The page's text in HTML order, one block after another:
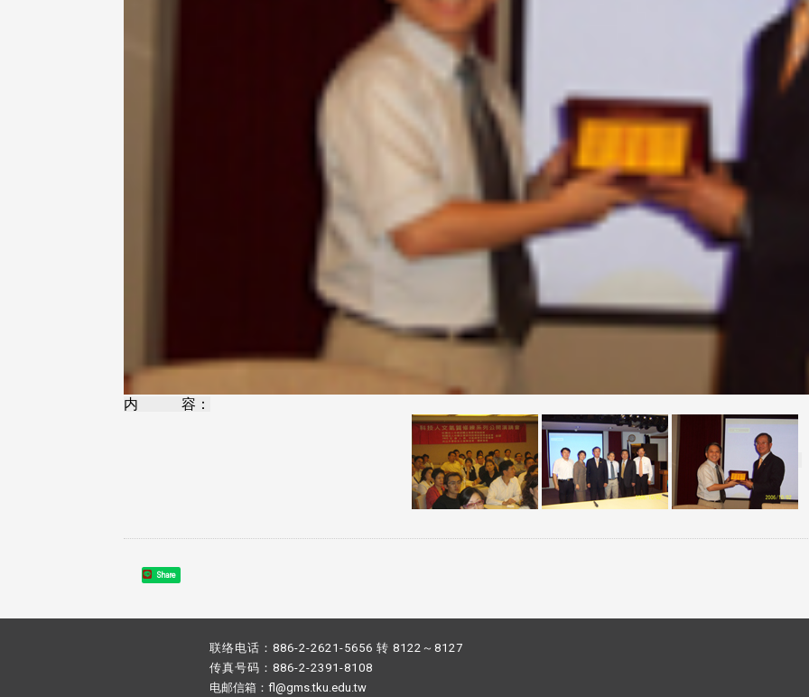
内 容：
Share
联络电话：886-2-2621-5656 转 8122～8127
传真号码：886-2-2391-8108
电邮信箱：fl@gms.tku.edu.tw